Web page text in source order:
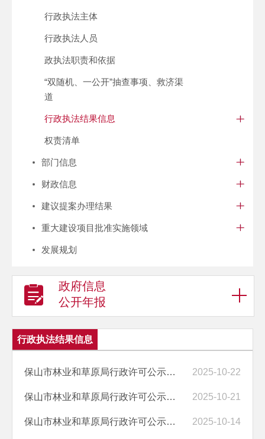
行政执法主体
行政执法人员
政执法职责和依据
“双随机、一公开”抽查事项、救济渠
道
行政执法结果信息
权责清单
部门信息
财政信息
建议提案办理结果
重大建设项目批准实施领域
发展规划
政府信息
公开年报
行政执法结果信息
保山市林业和草原局行政许可公示（2025－10.22） 2025-10-22
保山市林业和草原局行政许可公示（2025－10.21） 2025-10-21
保山市林业和草原局行政许可公示（2025－10.14） 2025-10-14